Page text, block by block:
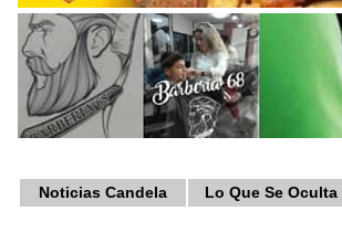
Noticias Candela Lo Que Se Oculta